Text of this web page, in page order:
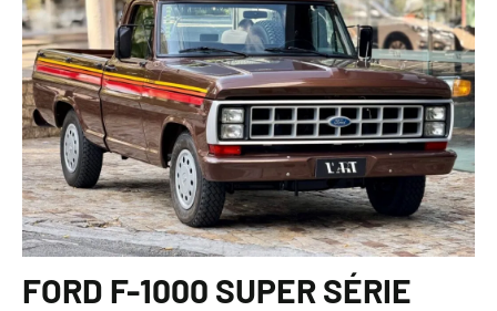
FORD F-1000 SUPER SÉRIE